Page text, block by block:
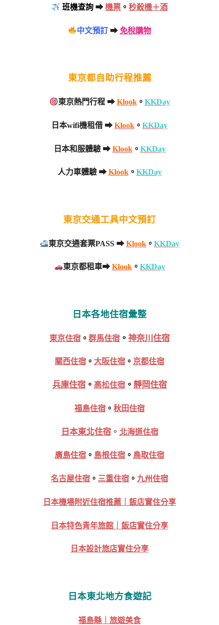
班機查詢 ➡機票 。秒殺機＋酒
中文預訂 ➡免稅購物
東京都自助行程推薦
東京熱門行程 ➡ Klook。 KKDay
日本wifi機租借 ➡ Klook 。 KKDay
日本和服體驗 ➡ Klook。 KKDay
人力車體驗 ➡ Klook。 KKDay
東京交通工具中文預訂
東京交通套票PASS ➡Klook 。KKDay
東京都租車➡ Klook。 KKDay
日本各地住宿彙整
東京住宿 。 群馬住宿 。 神奈川住宿
關西住宿 。 大阪住宿 。 京都住宿
兵庫住宿 。 高松住宿 。 靜岡住宿
福島住宿 。 秋田住宿
日本東北住宿。 北海道住宿
廣島住宿 。 島根住宿 。 鳥取住宿
名古屋住宿 。 三重住宿 。 九州住宿
日本機場附近住宿推薦｜飯店實住分享
日本特色青年旅館｜飯店實住分享
日本設計旅店實住分享
日本東北地方食遊記
福島縣｜旅遊美食